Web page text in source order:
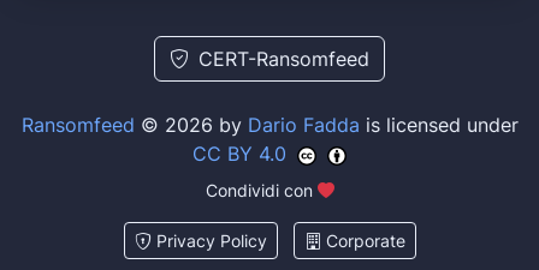
CERT-Ransomfeed
Ransomfeed © 2026 by Dario Fadda is licensed under
CC BY 4.0
Condividi con
Privacy Policy Corporate